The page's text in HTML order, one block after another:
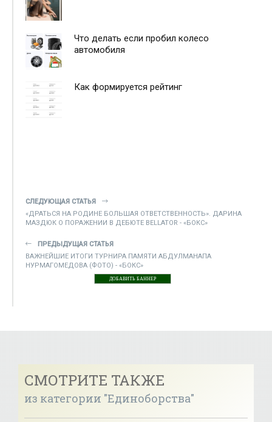
Что делать если пробил колесо
автомобиля
Как формируется рейтинг
СЛЕДУЮЩАЯ СТАТЬЯ
«ДРАТЬСЯ НА РОДИНЕ БОЛЬШАЯ ОТВЕТСТВЕННОСТЬ». ДАРИНА
МАЗДЮК О ПОРАЖЕНИИ В ДЕБЮТЕ BELLATOR - «БОКС»
ПРЕДЫДУЩАЯ СТАТЬЯ
ВАЖНЕЙШИЕ ИТОГИ ТУРНИРА ПАМЯТИ АБДУЛМАНАПА
НУРМАГОМЕДОВА (ФОТО) - «БОКС»
ДОБАВИТЬ БАННЕР
СМОТРИТЕ ТАКЖЕ
из категории "Единоборства"